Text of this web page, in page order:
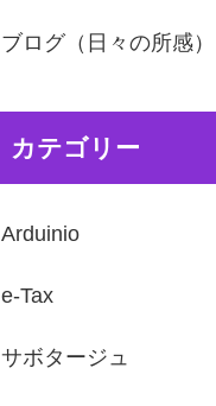
ブログ（日々の所感）
カテゴリー
Arduinio
e-Tax
サボタージュ